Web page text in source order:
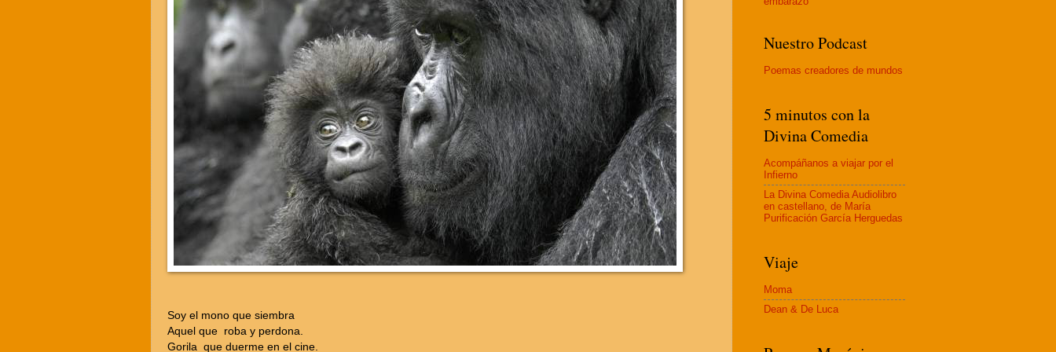
Soy el mono que siembra
Aquel que roba y perdona.
Gorila que duerme en el cine.
Nuestro Podcast
Poemas creadores de mundos
5 minutos con la
Divina Comedia
Acompáñanos a viajar por el
Infierno
La Divina Comedia Audiolibro
en castellano, de María
Purificación García Herguedas
Viaje
Moma
Dean & De Luca